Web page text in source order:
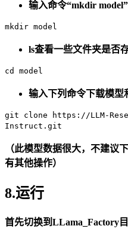
输入命令“mkdir
mkdir model
ls查看一些文件夹是否
cd model
输入下列命令下载模型
git clone https://LLM-
Instruct.git
（此模型数据很大，不建议
有其他操作）
8.运行
首先切换到LLama_Factory